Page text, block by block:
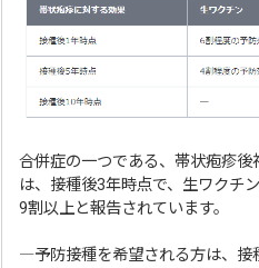
合併症の一つである、帯状疱疹
は、接種後3年時点で、生ワクチ
9割以上と報告されています。
―予防接種を希望される方は、接